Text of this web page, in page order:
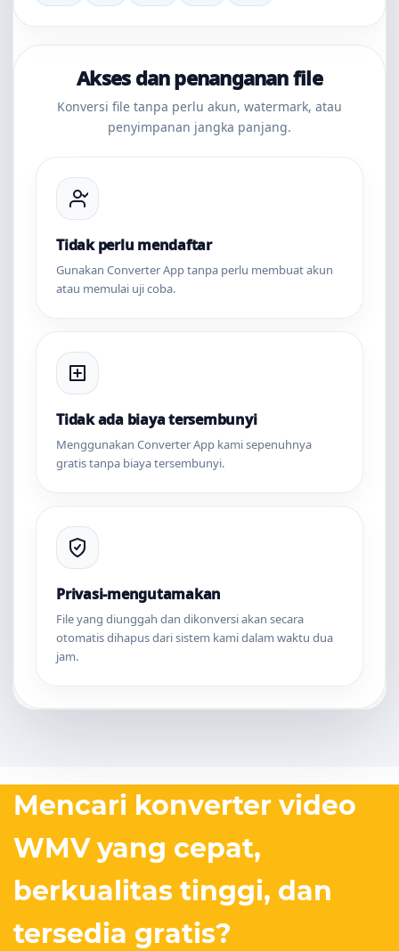
Akses dan penanganan file
Konversi file tanpa perlu akun, watermark, atau
penyimpanan jangka panjang.
Tidak perlu mendaftar
Gunakan Converter App tanpa perlu membuat akun
atau memulai uji coba.
Tidak ada biaya tersembunyi
Menggunakan Converter App kami sepenuhnya
gratis tanpa biaya tersembunyi.
Privasi-mengutamakan
File yang diunggah dan dikonversi akan secara
otomatis dihapus dari sistem kami dalam waktu dua
jam.
Mencari konverter video
WMV yang cepat,
berkualitas tinggi, dan
tersedia gratis?